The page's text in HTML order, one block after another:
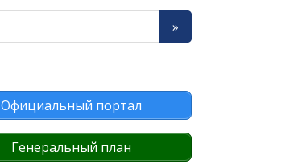
Официальный портал
Генеральный план